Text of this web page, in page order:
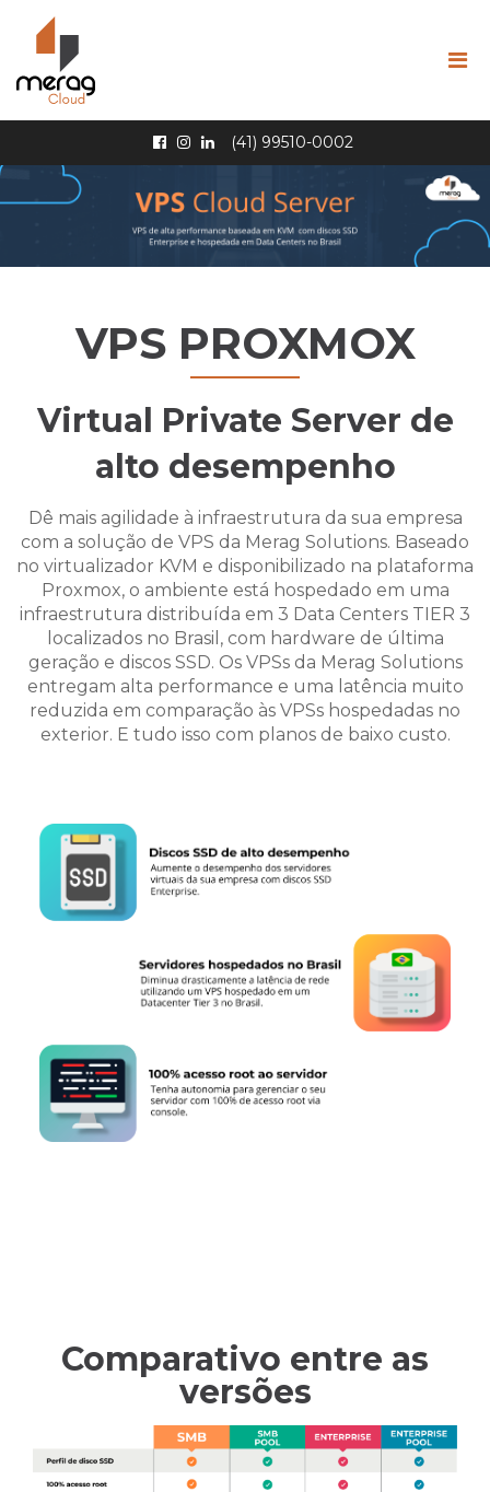
Pular Navegação (s)
(41) 99510-0002
VPS PROXMOX
Virtual Private Server de
alto desempenho
Dê mais agilidade à infraestrutura da sua empresa
com a solução de VPS da Merag Solutions. Baseado
no virtualizador KVM e disponibilizado na plataforma
Proxmox, o ambiente está hospedado em uma
infraestrutura distribuída em 3 Data Centers TIER 3
localizados no Brasil, com hardware de última
geração e discos SSD. Os VPSs da Merag Solutions
entregam alta performance e uma latência muito
reduzida em comparação às VPSs hospedadas no
exterior. E tudo isso com planos de baixo custo.
Comparativo entre as
versões